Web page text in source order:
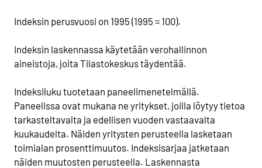
Indeksin perusvuosi on 1995 (1995 = 100).
Indeksin laskennassa käytetään verohallinnon
aineistoja, joita Tilastokeskus täydentää.
Indeksiluku tuotetaan paneelimenetelmällä.
Paneelissa ovat mukana ne yritykset, joilla löytyy tietoa
tarkasteltavalta ja edellisen vuoden vastaavalta
kuukaudelta. Näiden yritysten perusteella lasketaan
toimialan prosenttimuutos. Indeksisarjaa jatketaan
näiden muutosten perusteella. Laskennasta